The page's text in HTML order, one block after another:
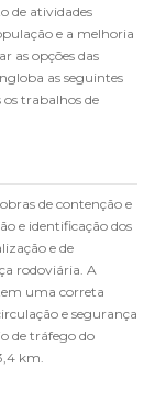
de atividades
e a melhoria
as opções das
as seguintes
trabalhos de
de contenção e
e identificação dos
e de
rodoviária. A
uma correta
e segurança
de tráfego do
km.